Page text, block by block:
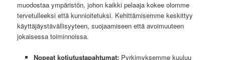
muodostaa ympäristön, johon kaikki pelaaja kokee olomme
tervetulleeksi että kunnioitetuksi. Kehittämisemme keskittyy
käyttäjäystävällisyyteen, suojaamiseen että avoimuuteen
jokaisessa toiminnoissa.
Nopeat kotiutustapahtumat:Pyrkimyksemme kuuluu